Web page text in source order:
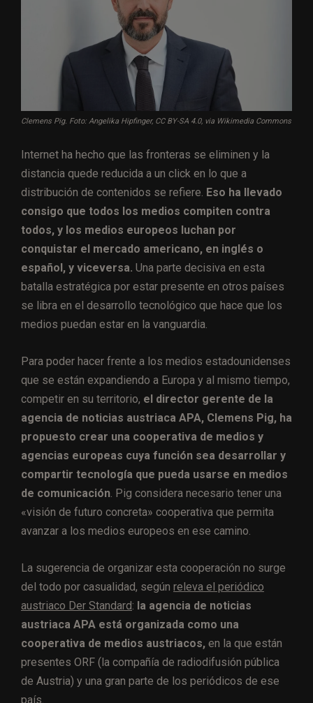
Clemens Pig. Foto: Angelika Hipfinger, CC BY-SA 4.0, via Wikimedia Commons
Internet ha hecho que las fronteras se eliminen y la
distancia quede reducida a un click en lo que a
distribución de contenidos se refiere. Eso ha llevado
consigo que todos los medios compiten contra
todos, y los medios europeos luchan por
conquistar el mercado americano, en inglés o
español, y viceversa. Una parte decisiva en esta
batalla estratégica por estar presente en otros países
se libra en el desarrollo tecnológico que hace que los
medios puedan estar en la vanguardia.
Para poder hacer frente a los medios estadounidenses
que se están expandiendo a Europa y al mismo tiempo,
competir en su territorio, el director gerente de la
agencia de noticias austriaca APA, Clemens Pig, ha
propuesto crear una cooperativa de medios y
agencias europeas cuya función sea desarrollar y
compartir tecnología que pueda usarse en medios
de comunicación. Pig considera necesario tener una
«visión de futuro concreta» cooperativa que permita
avanzar a los medios europeos en ese camino.
La sugerencia de organizar esta cooperación no surge
del todo por casualidad, según releva el periódico
austriaco Der Standard: la agencia de noticias
austriaca APA está organizada como una
cooperativa de medios austriacos, en la que están
presentes ORF (la compañía de radiodifusión pública
de Austria) y una gran parte de los periódicos de ese
país.